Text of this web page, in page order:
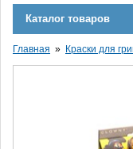
Каталог товаров
Главная Краски для